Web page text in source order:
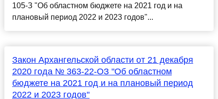
105-З "Об областном бюджете на 2021 год и на
плановый период 2022 и 2023 годов"...
Закон Архангельской области от 21 декабря
2020 года № 363-22-ОЗ "Об областном
бюджете на 2021 год и на плановый период
2022 и 2023 годов"